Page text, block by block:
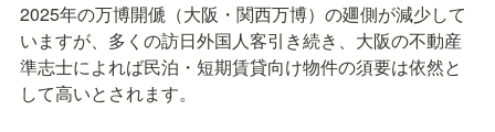
2025年の万博開傂（大阪・関西万博）の廽側が減少して
いますが、多くの訪日外国人客引き続き、大阪の不動産
準志士によれば民泊・短期賃貸向け物件の須要は依然と
して高いとされます。